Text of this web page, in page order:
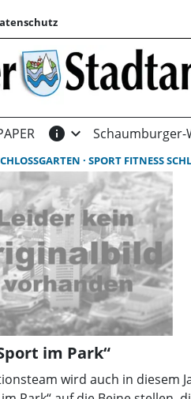
info expand_more
SPORT FITNESS
im Park“
wird auch in diesem